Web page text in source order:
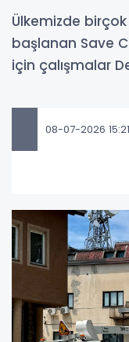
Ülkemizde
başlanan Save
için çalışmalar
08-07-2026 15:21